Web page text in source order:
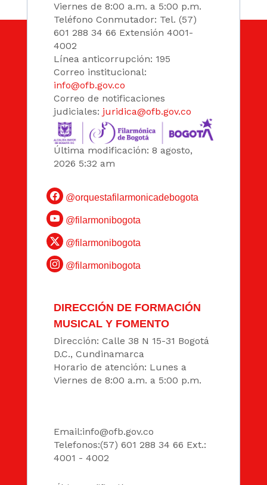
Viernes de 8:00 a.m. a 5:00 p.m.
Teléfono Conmutador: Tel. (57)
601 288 34 66 Extensión 4001-
4002
Línea anticorrupción: 195
Correo institucional:
info@ofb.gov.co
Correo de notificaciones
judiciales: juridica@ofb.gov.co
Última modificación: 8 agosto,
2026 5:32 am
@orquestafilarmonicadebogota
@filarmonibogota
@filarmonibogota
@filarmonibogota
DIRECCIÓN DE FORMACIÓN
MUSICAL Y FOMENTO
Dirección: Calle 38 N 15-31 Bogotá
D.C., Cundinamarca
Horario de atención: Lunes a
Viernes de 8:00 a.m. a 5:00 p.m.
Email:info@ofb.gov.co
Telefonos:(57) 601 288 34 66 Ext.:
4001 - 4002